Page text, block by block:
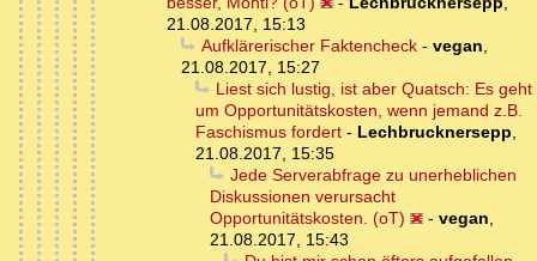
21.08.2017, 15:13
Aufklärerischer Faktencheck- vegan,
21.08.2017, 15:27
Liest sich lustig, ist aber Quatsch: Es geht
um Opportunitätskosten, wenn jemand z.B.
Faschismus fordert - Lechbrucknersepp,
21.08.2017, 15:35
Jede Serverabfrage zu unerheblichen
Diskussionen verursacht
Opportunitätskosten. (oT)
- vegan,
21.08.2017, 15:43